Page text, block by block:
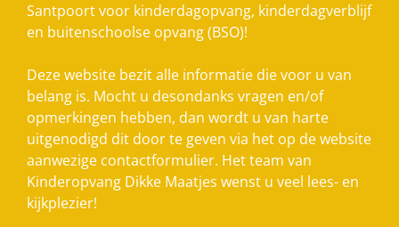
Santpoort voor kinderdagopvang, kinderdagverblijf
en buitenschoolse opvang (BSO)!
Deze website bezit alle informatie die voor u van
belang is. Mocht u desondanks vragen en/of
opmerkingen hebben, dan wordt u van harte
uitgenodigd dit door te geven via het op de website
aanwezige contactformulier. Het team van
Kinderopvang Dikke Maatjes wenst u veel lees- en
kijkplezier!